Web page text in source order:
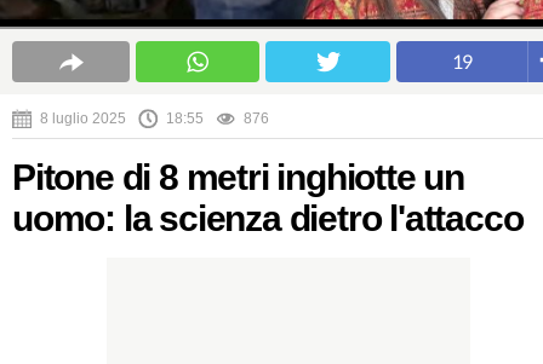
19
8 luglio 2025 18:55 876
Pitone di 8 metri inghiotte un
uomo: la scienza dietro l'attacco